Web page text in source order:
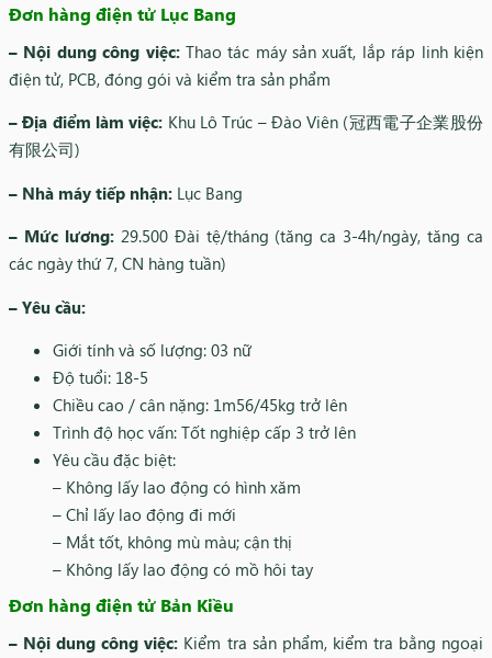
Đơn hàng điện tử Lục Bang
– Nội dung công việc: Thao tác máy sản xuất, lắp ráp linh kiện
điện tử, PCB, đóng gói và kiểm tra sản phẩm
– Địa điểm làm việc: Khu Lô Trúc – Đào Viên (冠西電子企業股份
有限公司)
– Nhà máy tiếp nhận: Lục Bang
– Mức lương:29.500 Đài tệ/tháng (tăng ca 3-4h/ngày, tăng ca
các ngày thứ 7, CN hàng tuần)
– Yêu cầu:
Giới tính và số lượng: 03 nữ
Độ tuổi: 18-5
Chiều cao / cân nặng: 1m56/45kg trở lên
Trình độ học vấn: Tốt nghiệp cấp 3 trở lên
Yêu cầu đặc biệt:
– Không lấy lao động có hình xăm
– Chỉ lấy lao động đi mới
– Mắt tốt, không mù màu; cận thị
– Không lấy lao động có mồ hôi tay
Đơn hàng điện tử Bản Kiều
– Nội dung công việc: Kiểm tra sản phẩm, kiểm tra bằng ngoại